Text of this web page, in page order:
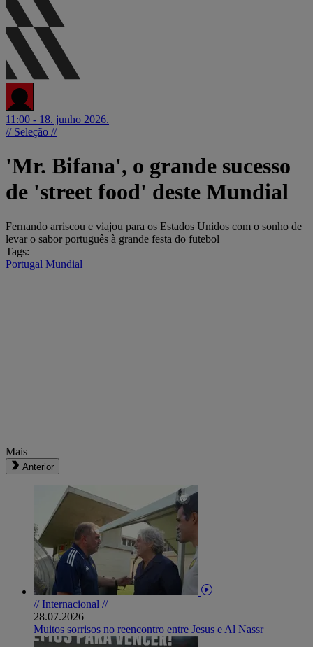
11:00 - 18. junho 2026.
// Seleção //
'Mr. Bifana', o grande sucesso
de 'street food' deste Mundial
Fernando arriscou e viajou para os Estados Unidos com o sonho de
levar o sabor português à grande festa do futebol
Tags:
Portugal Mundial
Mais
Anterior
// Internacional //
28.07.2026
Muitos sorrisos no reencontro entre Jesus e Al Nassr